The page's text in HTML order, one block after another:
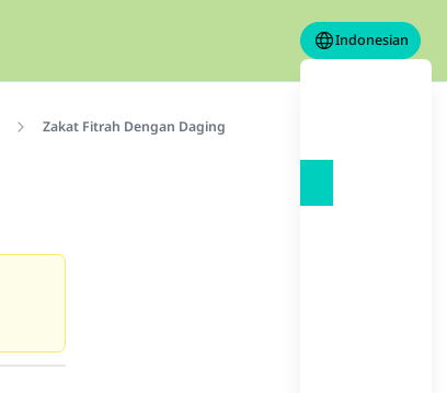
Indonesian
Zakat Fitrah Dengan Daging